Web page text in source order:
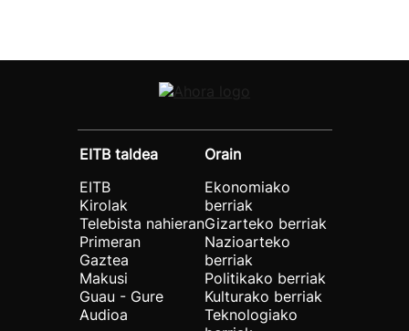
EITB taldea
EITB
Kirolak
Telebista nahieran
Primeran
Gaztea
Makusi
Guau - Gure
Audioa
Orain
Ekonomiako
berriak
Gizarteko berriak
Nazioarteko
berriak
Politikako berriak
Kulturako berriak
Teknologiako